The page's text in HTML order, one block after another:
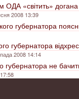
ОДА «світить» догана
2008 13:39
губернатора
губернатора
2008 14:14
губернатора не